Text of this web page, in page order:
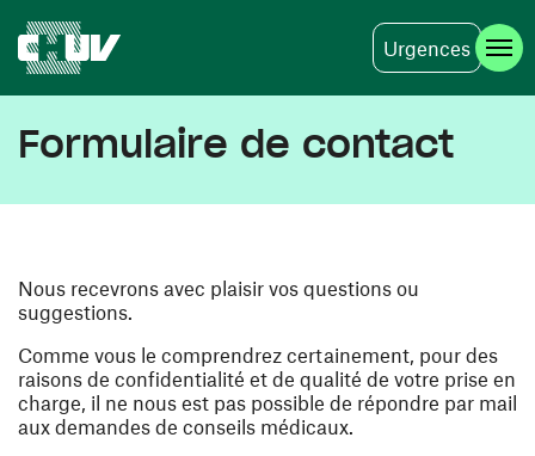
Urgences
Formulaire de contact
Nous recevrons avec plaisir vos questions ou
suggestions.
Comme vous le comprendrez certainement, pour des
raisons de confidentialité et de qualité de votre prise en
charge, il ne nous est pas possible de répondre par mail
aux demandes de conseils médicaux.